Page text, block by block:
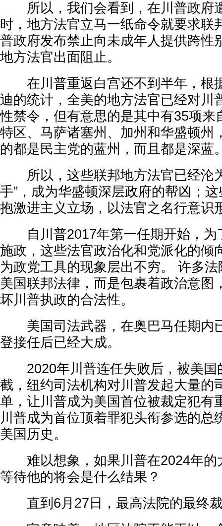
所以，我们会看到，在川普政府
时，地方法官立马一纸命令就要求联
普政府发布禁止向未成年人提供跨性
地方法官出面阻止。
在川普重返白宫还不到半年，根
迪的统计，全美的地方法官已经对川
性禁令，但有意思的是其中有35项来
特区、马萨诸塞州、加州和华盛顿州
的都是民主党的蓝州，而且都是深蓝
所以，这些联邦地方法官已经沦
手”，成为华盛顿深层政府的帮凶；
抱激进主义立场，以法官之名行意识
自川普2017年第一任期开始，为
施政，这些法官政治化和党派化的倾
为政党工具的现象层出不穷。 许多
美国联邦法律，而是包裹着政治意图
坏川普执政的合法性。
美国司法武器，在奥巴马任期内
登接任后已经大成。
2020年川普连任失败后，被美国
截，纽约司法机构对川普发起大量的
单，让川普成为美国首位被裁定犯有
川普成为首位顶着罪犯头衔参选的总
美国历史。
难以想象，如果川普在2024年的
等待他的将会是什么结果？
直到6月27日，最高法院的最终